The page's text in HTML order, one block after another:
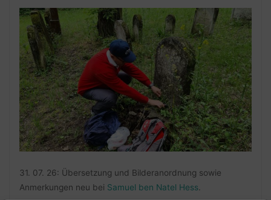
31. 07. 26: Übersetzung und Bilderanordnung sowie
Anmerkungen neu bei Samuel ben Natel Hess